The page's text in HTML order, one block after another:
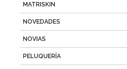
MATRISKIN
NOVEDADES
NOVIAS
PELUQUERÍA